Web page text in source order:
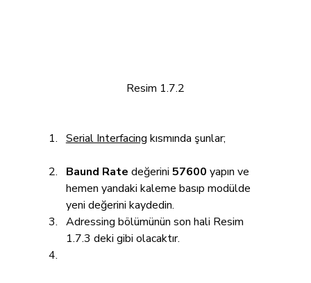
Resim 1.7.2
Serial Interfacing kısmında şunlar;
Baund Rate değerini 57600 yapın ve
hemen yandaki kaleme basıp modülde
yeni değerini kaydedin.
Adressing bölümünün son hali Resim
1.7.3 deki gibi olacaktır.